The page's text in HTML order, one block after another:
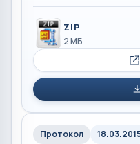
ZIP
2 МБ
Протокол